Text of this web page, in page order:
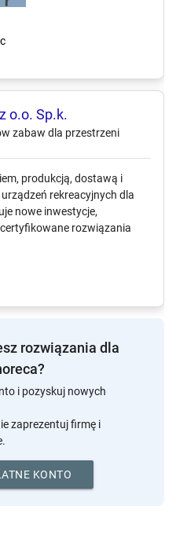
Zabaw Sp. z o.o.
zabaw dla przestrzeni
produkcją, dostawą i
rekreacyjnych dla
nowe inwestycje,
rozwiązania
rozwiązania dla
i pozyskuj nowych
zaprezentuj firmę i